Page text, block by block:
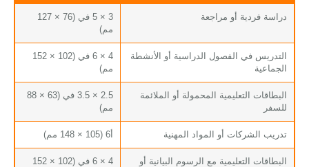
فردية أو مراجعة
3 × 5 في (76 × 127
في الفصول الدراسية أو الأنشطة
4 × 6 في (102 × 152
التعليمية المحمولة أو الملائمة
2.5 × 3.5 في (63 × 88
الشركات أو المواد المهنية
التعليمية مع الرسوم البيانية أو
4 × 6 في (102 × 152